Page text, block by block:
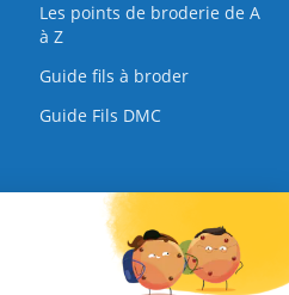
Les points de broderie de A
à Z
Guide fils à broder
Guide Fils DMC
Nous contacter |